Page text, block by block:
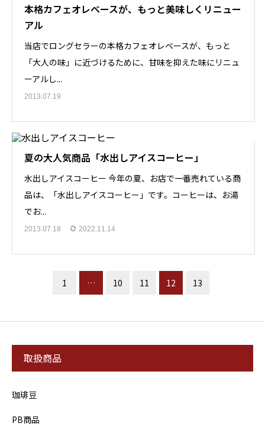
本格カフェオレベースが、もっと美味しくリニュー
アル
当店でロングセラーの本格カフェオレベースが、もっと
「大人の味」に近づけるために、甘味を抑えた味にリニュ
ーアルし...
2013.07.19
夏の大人気商品「水出しアイスコーヒー」
水出しアイスコーヒー 今年の夏、お店で一番売れている商
品は、「水出しアイスコーヒー」です。コーヒーは、お湯
でお...
2013.07.18 2022.11.14
1 … 10 11 12 13
取扱商品
珈琲豆
PB商品